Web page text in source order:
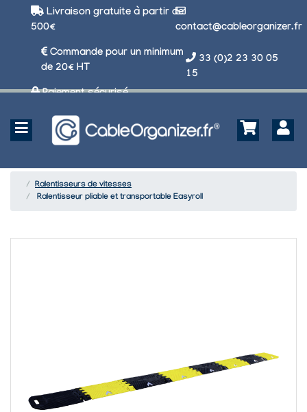
Livraison gratuite à partir de
500€
Commande pour un minimum
de 20€ HT
Paiement sécurisé
contact@cableorganizer.fr
33 (0)2 23 30 05
15
Ralentisseurs de vitesses
Ralentisseur pliable et transportable Easyroll